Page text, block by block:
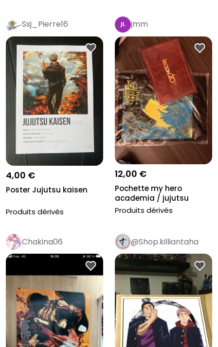
Ssj_Pierre16
4,00 €
Poster Jujutsu kaisen
Produits dérivés
jmm
12,00 €
Pochette my hero
academia / jujutsu
kaisen + écrin...
Produits dérivés
Chakina06 @Shop.killiantaha